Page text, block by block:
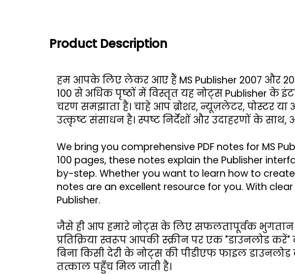
Product Description
हम आपके लिए लेकर आए हैं MS Publisher 2007 और
100 से अधिक पृष्ठों में विस्तृत यह नोट्स Publisher के
चरण समझाता है। चाहे आप ब्रोशर, न्यूज़लेटर, पोस्टर
उत्कृष्ट संसाधन है। स्पष्ट निर्देशों और उदाहरणों के
We bring you comprehensive PDF notes for MS
100 pages, these notes explain the Publisher
by-step. Whether you want to learn how to
notes are an excellent resource for you. With
Publisher.
जैसे ही आप हमारे नोट्स के लिए सफलतापूर्वक भुगतान
प्रतिक्रिया स्वरूप आपकी स्क्रीन पर एक "डाउनलोड
बिना किसी देरी के नोट्स की पीडीएफ फाइल
तत्काल पहुँच मिल जाती है।